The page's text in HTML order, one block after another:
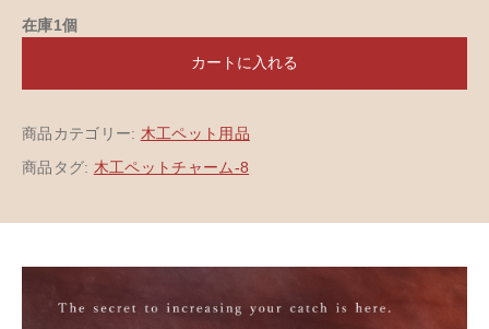
在庫1個
カートに入れる
商品カテゴリー: 木工ペット用品
商品タグ: 木工ペットチャーム-8